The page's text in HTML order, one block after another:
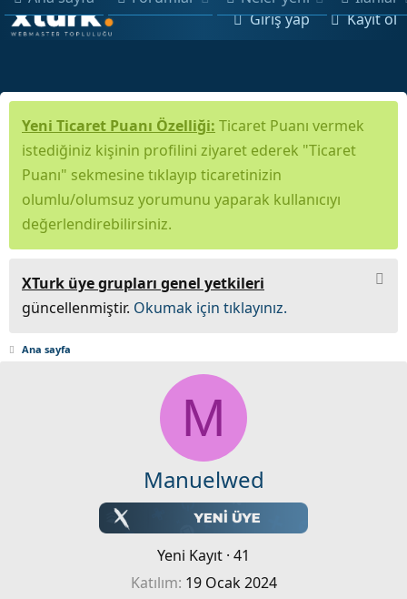
Giriş yap Kayıt ol
Yeni Ticaret Puanı Özelliği: Ticaret Puanı vermek
istediğiniz kişinin profilini ziyaret ederek "Ticaret
Puanı" sekmesine tıklayıp ticaretinizin
olumlu/olumsuz yorumunu yaparak kullanıcıyı
değerlendirebilirsiniz.
XTurk üye grupları genel yetkileri
güncellenmiştir. Okumak için tıklayınız.
Ana sayfa
M
Manuelwed
Yeni Kayıt · 41
Katılım 19 Ocak 2024